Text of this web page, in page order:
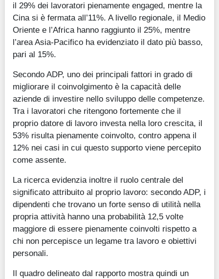
il 29% dei lavoratori pienamente engaged, mentre la
Cina si è fermata all’11%. A livello regionale, il Medio
Oriente e l’Africa hanno raggiunto il 25%, mentre
l’area Asia-Pacifico ha evidenziato il dato più basso,
pari al 15%.
Secondo ADP, uno dei principali fattori in grado di
migliorare il coinvolgimento è la capacità delle
aziende di investire nello sviluppo delle competenze.
Tra i lavoratori che ritengono fortemente che il
proprio datore di lavoro investa nella loro crescita, il
53% risulta pienamente coinvolto, contro appena il
12% nei casi in cui questo supporto viene percepito
come assente.
La ricerca evidenzia inoltre il ruolo centrale del
significato attribuito al proprio lavoro: secondo ADP, i
dipendenti che trovano un forte senso di utilità nella
propria attività hanno una probabilità 12,5 volte
maggiore di essere pienamente coinvolti rispetto a
chi non percepisce un legame tra lavoro e obiettivi
personali.
Il quadro delineato dal rapporto mostra quindi un